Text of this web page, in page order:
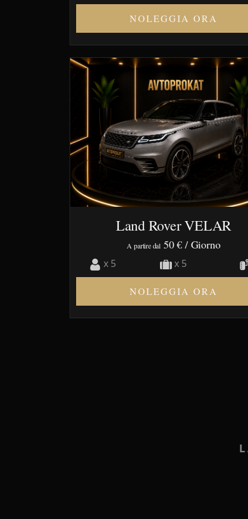
NOLEGGIA ORA
Land Rover VELAR
A partire dal 50 € / Giorno
x 5 x 5
NOLEGGIA ORA